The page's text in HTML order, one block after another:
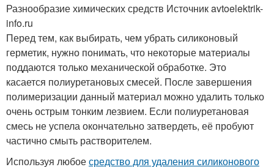
Разнообразие химических средств Источник avtoelektrik-
info.ru
Перед тем, как выбирать, чем убрать силиконовый
герметик, нужно понимать, что некоторые материалы
поддаются только механической обработке. Это
касается полиуретановых смесей. После завершения
полимеризации данный материал можно удалить только
очень острым тонким лезвием. Если полиуретановая
смесь не успела окончательно затвердеть, её пробуют
частично смыть растворителем.
Используя любоесредство для удаления силиконового